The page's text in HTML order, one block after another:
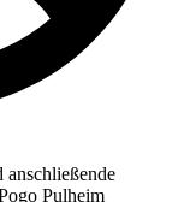
Pulheim